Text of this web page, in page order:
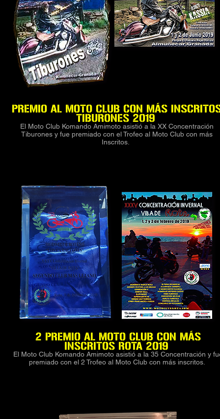
PREMIO AL MOTO CLUB CON MÁS
TIBURONES 2019
El Moto Club Komando Amimoto asistió a la XX Concentración
Tiburones y fue premiado con el Trofeo al Moto Club con más
Inscritos.
2 PREMIO AL MOTO CLUB CON MÁS
INSCRITOS ROTA 2019
El Moto Club Komando Amimoto asistió a la 35 Concentración y
premiado con el 2 Trofeo al Moto Club con más inscritos.